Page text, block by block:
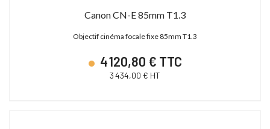
Canon CN-E 85mm T1.3
Objectif cinéma focale fixe 85mm T1.3
4 120,80 € TTC
3 434,00 € HT